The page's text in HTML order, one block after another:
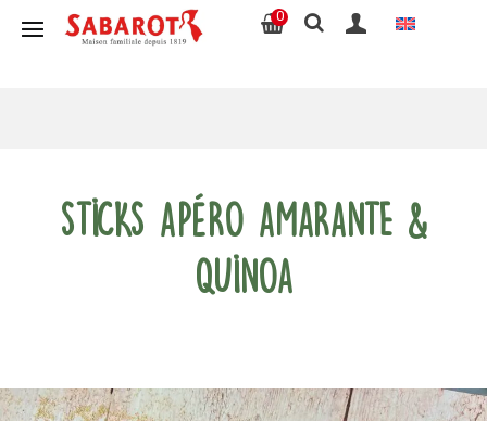
0
Sticks apéro amarante &
quinoa